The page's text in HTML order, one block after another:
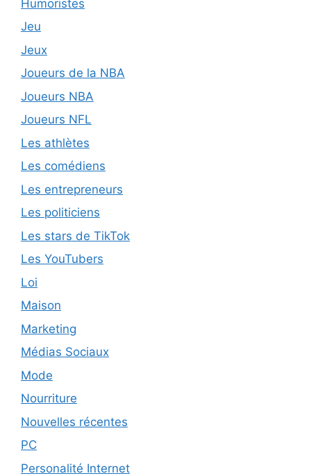
Humoristes
Jeu
Jeux
Joueurs de la NBA
Joueurs NBA
Joueurs NFL
Les athlètes
Les comédiens
Les entrepreneurs
Les politiciens
Les stars de TikTok
Les YouTubers
Loi
Maison
Marketing
Médias Sociaux
Mode
Nourriture
Nouvelles récentes
PC
Personalité Internet